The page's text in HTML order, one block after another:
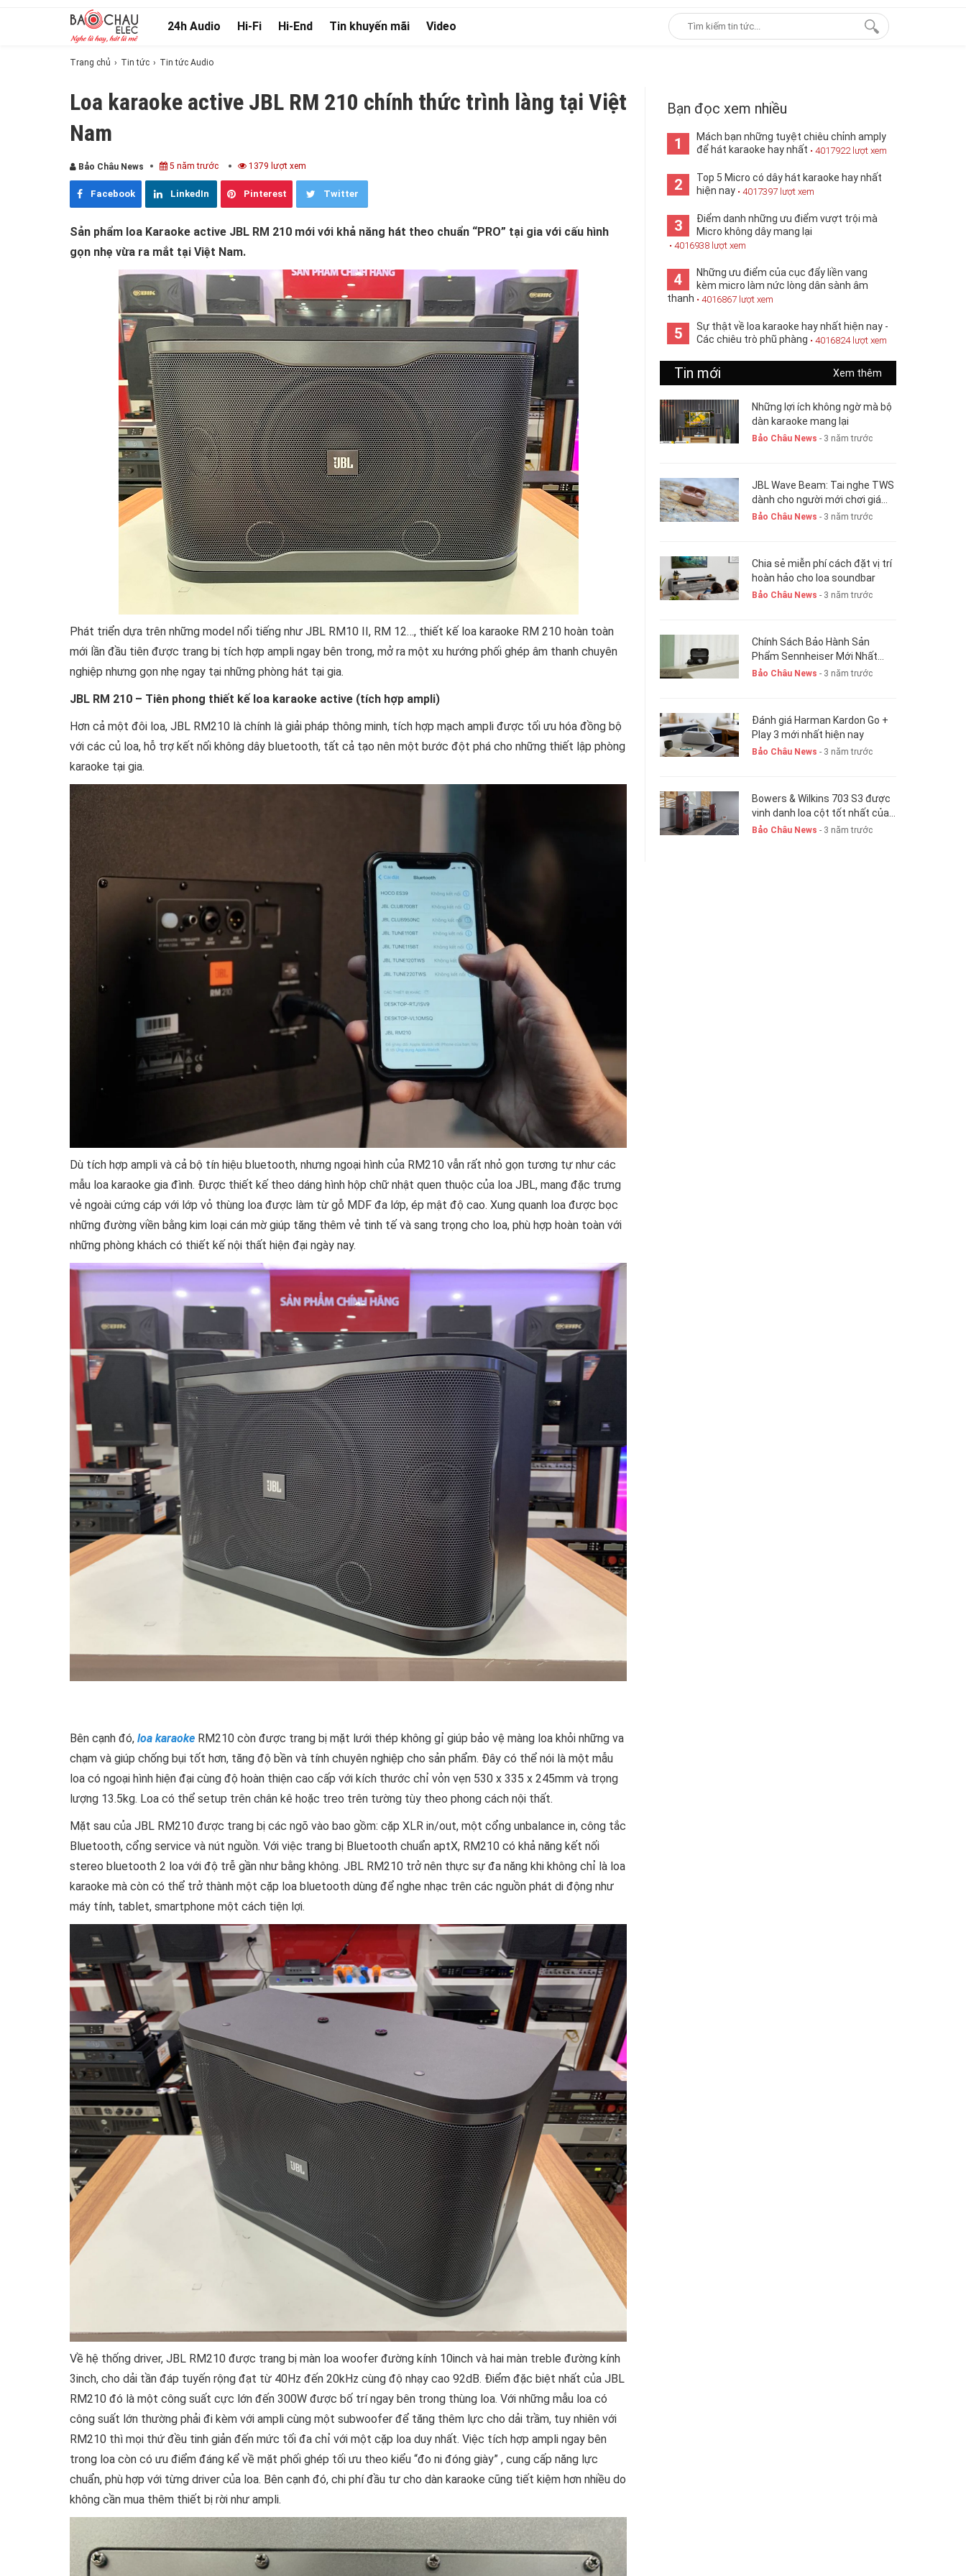
24h Audio Hi-Fi Hi-End Tin khuyến mãi Video
Trang chủ Tin tức Tin tức Audio
Loa karaoke active JBL RM 210 chính thức trình làng tại Việt
Nam
Bảo Châu News 5 năm trước 1379 lượt xem
Facebook LinkedIn Pinterest Twitter
Sản phẩm loa Karaoke active JBL RM 210 mới với khả năng hát theo chuẩn “PRO” tại gia với cấu hình
gọn nhẹ vừa ra mắt tại Việt Nam.
Phát triển dựa trên những model nổi tiếng như JBL RM10 II, RM 12…, thiết kế loa karaoke RM 210 hoàn toàn
mới lần đầu tiên được trang bị tích hợp ampli ngay bên trong, mở ra một xu hướng phối ghép âm thanh chuyên
nghiệp nhưng gọn nhẹ ngay tại những phòng hát tại gia.
JBL RM 210 – Tiên phong thiết kế loa karaoke active (tích hợp ampli)
Hơn cả một đôi loa, JBL RM210 là chính là giải pháp thông minh, tích hợp mạch ampli được tối ưu hóa đồng bộ
với các củ loa, hỗ trợ kết nối không dây bluetooth, tất cả tạo nên một bước đột phá cho những thiết lập phòng
karaoke tại gia.
Dù tích hợp ampli và cả bộ tín hiệu bluetooth, nhưng ngoại hình của RM210 vẫn rất nhỏ gọn tương tự như các
mẫu loa karaoke gia đình. Được thiết kế theo dáng hình hộp chữ nhật quen thuộc của loa JBL, mang đặc trưng
vẻ ngoài cứng cáp với lớp vỏ thùng loa được làm từ gỗ MDF đa lớp, ép mật độ cao. Xung quanh loa được bọc
những đường viền bằng kim loại cán mờ giúp tăng thêm vẻ tinh tế và sang trọng cho loa, phù hợp hoàn toàn với
những phòng khách có thiết kế nội thất hiện đại ngày nay.
Bên cạnh đó, loa karaoke RM210 còn được trang bị mặt lưới thép không gỉ giúp bảo vệ màng loa khỏi những va
chạm và giúp chống bụi tốt hơn, tăng độ bền và tính chuyên nghiệp cho sản phẩm. Đây có thể nói là một mẫu
loa có ngoại hình hiện đại cùng độ hoàn thiện cao cấp với kích thước chỉ vỏn vẹn 530 x 335 x 245mm và trọng
lượng 13.5kg. Loa có thể setup trên chân kê hoặc treo trên tường tùy theo phong cách nội thất.
Mặt sau của JBL RM210 được trang bị các ngõ vào bao gồm: cặp XLR in/out, một cổng unbalance in, công tắc
Bluetooth, cổng service và nút nguồn. Với việc trang bị Bluetooth chuẩn aptX, RM210 có khả năng kết nối
stereo bluetooth 2 loa với độ trễ gần như bằng không. JBL RM210 trở nên thực sự đa năng khi không chỉ là loa
karaoke mà còn có thể trở thành một cặp loa bluetooth dùng để nghe nhạc trên các nguồn phát di động như
máy tính, tablet, smartphone một cách tiện lợi.
Về hệ thống driver, JBL RM210 được trang bị màn loa woofer đường kính 10inch và hai màn treble đường kính
3inch, cho dải tần đáp tuyến rộng đạt từ 40Hz đến 20kHz cùng độ nhạy cao 92dB. Điểm đặc biệt nhất của JBL
RM210 đó là một công suất cực lớn đến 300W được bố trí ngay bên trong thùng loa. Với những mẫu loa có
công suất lớn thường phải đi kèm với ampli cùng một subwoofer để tăng thêm lực cho dải trầm, tuy nhiên với
RM210 thì mọi thứ đều tinh giản đến mức tối đa chỉ với một cặp loa duy nhất. Việc tích hợp ampli ngay bên
trong loa còn có ưu điểm đáng kể về mặt phối ghép tối ưu theo kiểu “đo ni đóng giày” , cung cấp năng lực
chuẩn, phù hợp với từng driver của loa. Bên cạnh đó, chi phí đầu tư cho dàn karaoke cũng tiết kiệm hơn nhiều do
không cần mua thêm thiết bị rời như ampli.
Bạn đọc xem nhiều
1
Mách bạn những tuyệt chiêu chỉnh amply
để hát karaoke hay nhất • 4017922 lượt xem
2
Top 5 Micro có dây hát karaoke hay nhất
hiện nay • 4017397 lượt xem
3
Điểm danh những ưu điểm vượt trội mà
Micro không dây mang lại
• 4016938 lượt xem
4
Những ưu điểm của cục đẩy liền vang
kèm micro làm nức lòng dân sành âm
thanh • 4016867 lượt xem
5
Sự thật về loa karaoke hay nhất hiện nay -
Các chiêu trò phũ phàng • 4016824 lượt xem
Tin mới Xem thêm
Những lợi ích không ngờ mà bộ
dàn karaoke mang lại
Bảo Châu News - 3 năm trước
JBL Wave Beam: Tai nghe TWS
dành cho người mới chơi giá
chỉ 1,5 triệu đồng
Bảo Châu News - 3 năm trước
Chia sẻ miễn phí cách đặt vị trí
hoàn hảo cho loa soundbar
Bảo Châu News - 3 năm trước
Chính Sách Bảo Hành Sản
Phẩm Sennheiser Mới Nhất
Hiện Nay. New 2023
Bảo Châu News - 3 năm trước
Đánh giá Harman Kardon Go +
Play 3 mới nhất hiện nay
Bảo Châu News - 3 năm trước
Bowers & Wilkins 703 S3 được
vinh danh loa cột tốt nhất của
năm 2023-24
Bảo Châu News - 3 năm trước